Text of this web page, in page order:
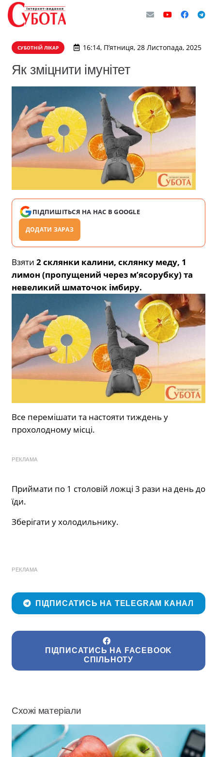
СУБОТНІЙ ЛІКАР 16:14, П’ятниця, 28 Листопада, 2025
Як зміцнити імунітет
ПІДПИШІТЬСЯ НА НАС В GOOGLE
ДОДАТИ ЗАРАЗ
Взяти 2 склянки калини, склянку меду, 1
лимон (пропущений через м’ясорубку) та
невеликий шматочок імбиру.
Все перемішати та настояти тиждень у
прохолодному місці.
РЕКЛАМА
Приймати по 1 столовій ложці 3 рази на день до
їди.
Зберігати у холодильнику.
РЕКЛАМА
ПІДПИСАТИСЬ НА TELEGRAM КАНАЛ
ПІДПИСАТИСЬ НА FACEBOOK
СПІЛЬНОТУ
Схожі матеріали